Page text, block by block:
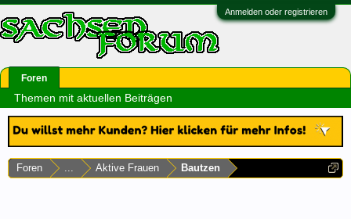
Anmelden oder registrieren
Foren ... Aktive Frauen Bautzen
Foren
Themen mit aktuellen Beiträgen